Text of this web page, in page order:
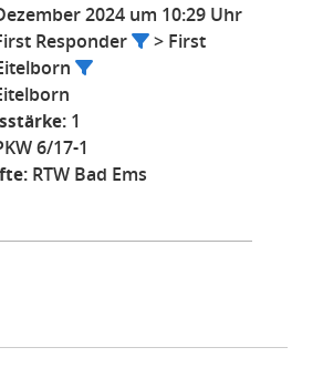
2024 um 10:29 Uhr
Responder
> First
1
6/17-1
RTW Bad Ems